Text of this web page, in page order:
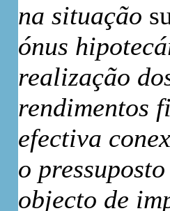
na situação
ónus
realização
rendimentos
efectiva
o
objecto de